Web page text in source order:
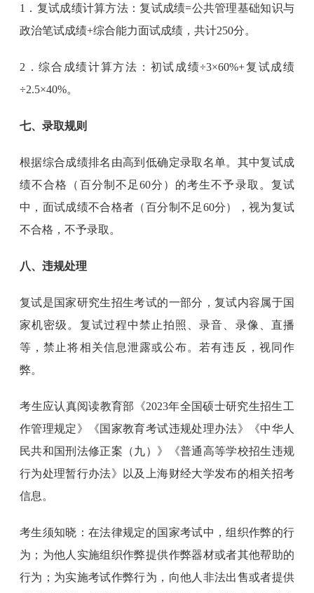
1．复试成绩计算方法：复试成绩=公共管理基础知识与
政治笔试成绩+综合能力面试成绩，共计250分。
2．综合成绩计算方法：初试成绩÷3×60%+复试成绩
÷2.5×40%。
七、录取规则
根据综合成绩排名由高到低确定录取名单。其中复试成
绩不合格（百分制不足60分）的考生不予录取。复试
中，面试成绩不合格者（百分制不足60分），视为复试
不合格，不予录取。
八、违规处理
复试是国家研究生招生考试的一部分，复试内容属于国
家机密级。复试过程中禁止拍照、录音、录像、直播
等，禁止将相关信息泄露或公布。若有违反，视同作
弊。
考生应认真阅读教育部《2023年全国硕士研究生招生工
作管理规定》《国家教育考试违规处理办法》《中华人
民共和国刑法修正案（九）》《普通高等学校招生违规
行为处理暂行办法》以及上海财经大学发布的相关招考
信息。
考生须知晓：在法律规定的国家考试中，组织作弊的行
为；为他人实施组织作弊提供作弊器材或者其他帮助的
行为；为实施考试作弊行为，向他人非法出售或者提供